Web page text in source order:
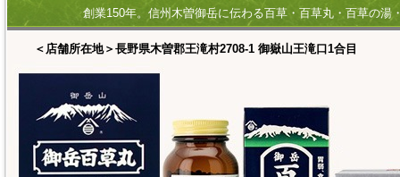
創業150年。信州木曽御岳に伝わる百草・百草丸・百草の湯
＜店舗所在地＞長野県木曽郡王滝村2708‐1 御嶽山王滝口1合目